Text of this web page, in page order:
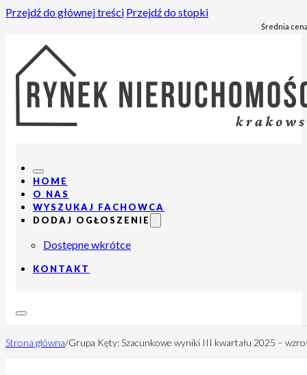
Przejdź do głównej treści Przejdź do stopki
Średnia
HOME
O NAS
WYSZUKAJ FACHOWCA
DODAJ OGŁOSZENIE
Dostępne wkrótce
KONTAKT
Strona główna/Grupa Kęty: Szacunkowe wyniki III kwartału 2025 –